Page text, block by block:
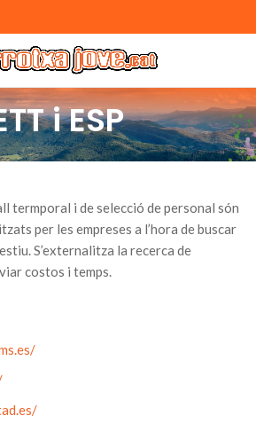
i ESP
termporal i de selecció de personal són
per les empreses a l’hora de buscar
S’externalitza la recerca de
costos i temps.